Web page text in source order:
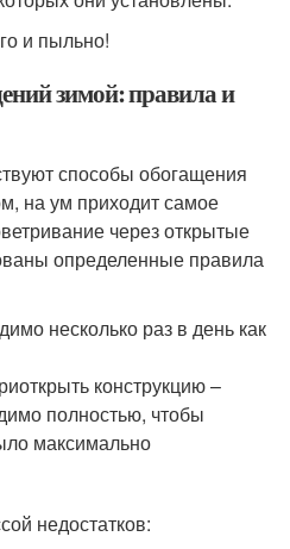
и пыльно!
зимой: правила и
способы обогащения
на ум приходит самое
через открытые
определенные правила
несколько раз в день как
конструкцию –
полностью, чтобы
максимально
недостатков: